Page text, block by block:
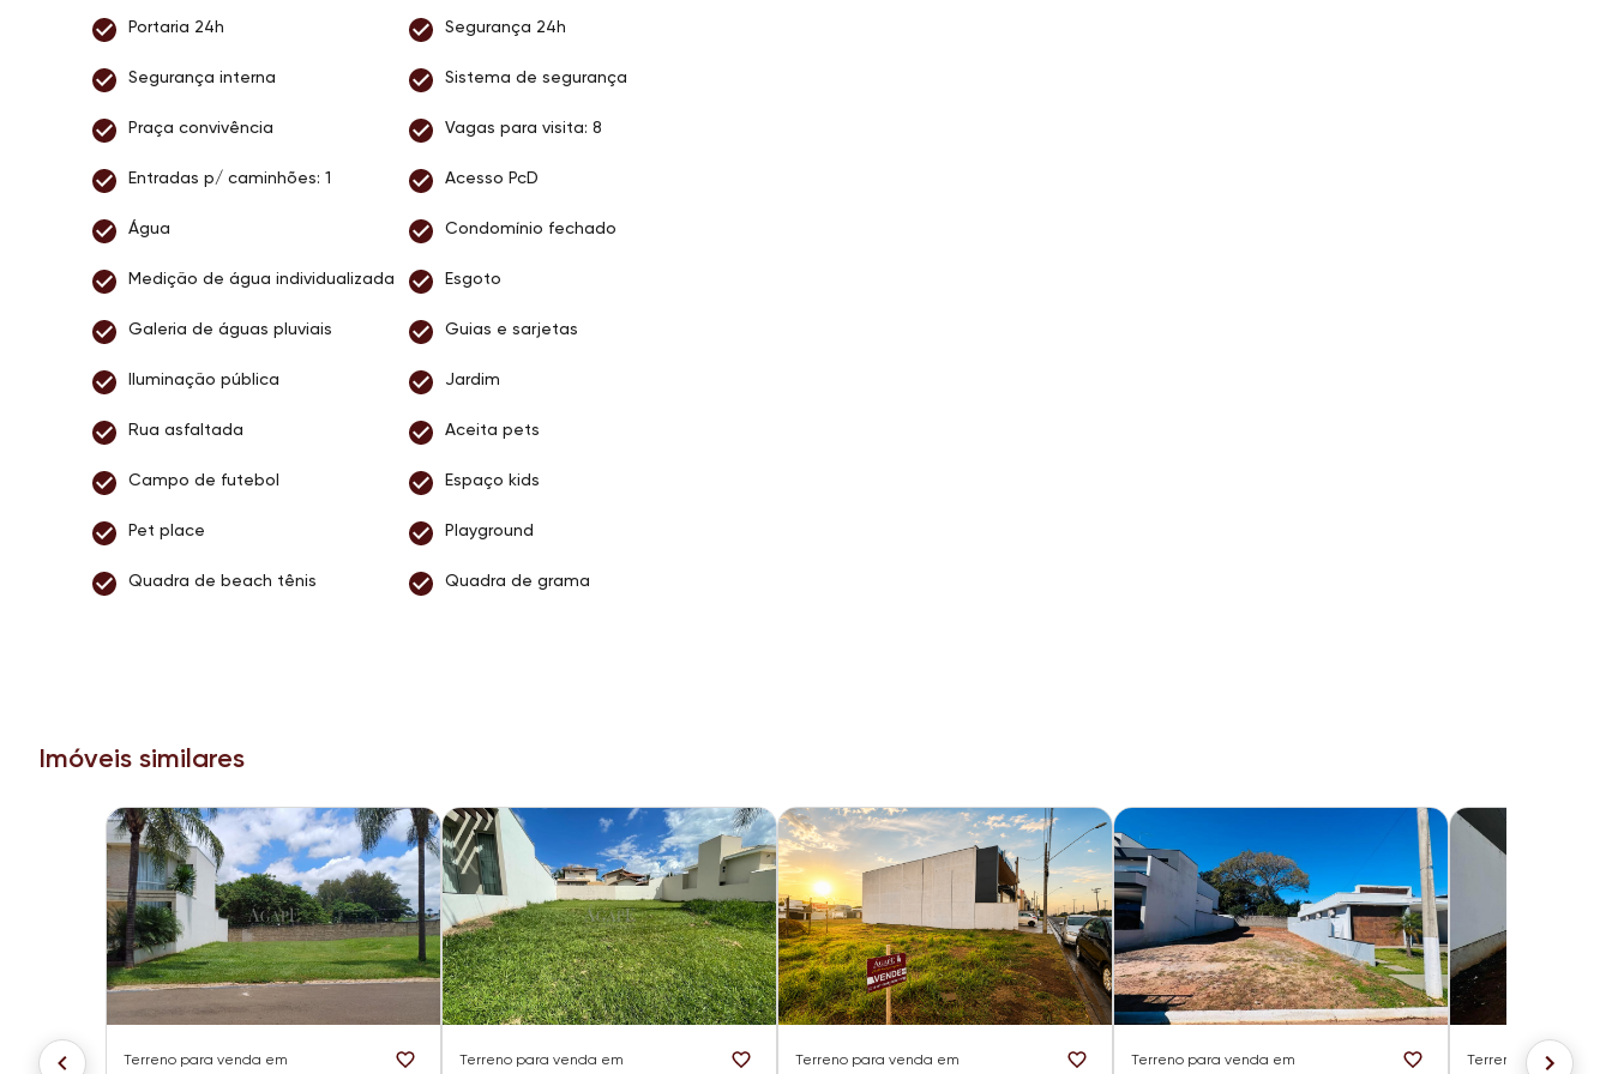
Portaria 24h Segurança 24h
Segurança interna Sistema de segurança
Praça convivência Vagas para visita: 8
Entradas p/ caminhões: 1 Acesso PcD
Água Condomínio fechado
Medição de água individualizada Esgoto
Galeria de águas pluviais Guias e sarjetas
Iluminação pública Jardim
Rua asfaltada Aceita pets
Campo de futebol Espaço kids
Pet place Playground
Quadra de beach tênis Quadra de grama
Imóveis similares
Terreno para venda em Terreno para venda em Terreno para venda em Terreno para venda em Terreno para venda